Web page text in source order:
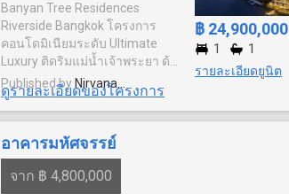
Banyan Tree Residences
Riverside Bangkok โครงการ
คอนโดมิเนียมระดับ Ultimate
Luxury ติดริมแม่น้ำเจ้าพระยา ด้วย
ดีไซน์ของสถาปัตยกรรม โดย
คำนึงถึงการใช้ชีวิตอยู่อาศัยจริง
ของลูกบ้าน ตั้งแต่วัสดุที่ใช้ตกแต่ง
ห้อง การจัดการพื้นที่ภายใน
โครงการ ไปจนถึงเซอร์วิชระดับ
โรงแรมห้าดาว ท่ามกลาง
บรรยากาศของเมืองเก่าอันเงียบ
Published by Nirvana
Development Plc
ดูรายละเอียดของโครงการ
฿ 24,900,000
1 1
รายละเอียดยูนิต
อาคารมหัศจรรย์
จาก ฿ 4,800,000